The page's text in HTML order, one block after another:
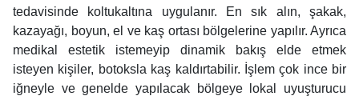
tedavisinde koltukaltına uygulanır. En sık alın, şakak,
kazayağı, boyun, el ve kaş ortası bölgelerine yapılır. Ayrıca
medikal estetik istemeyip dinamik bakış elde etmek
isteyen kişiler, botoksla kaş kaldırtabilir. İşlem çok ince bir
iğneyle ve genelde yapılacak bölgeye lokal uyuşturucu